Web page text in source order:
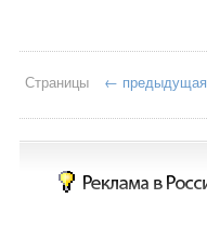
Страницы ← предыдущая